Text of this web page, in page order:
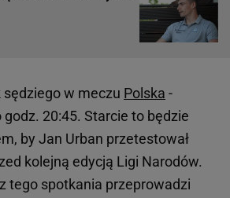
w meczu Polska -
20:45. Starcie to będzie
by Jan Urban przetestował
kolejną edycją Ligi Narodów.
tego spotkania przeprowadzi